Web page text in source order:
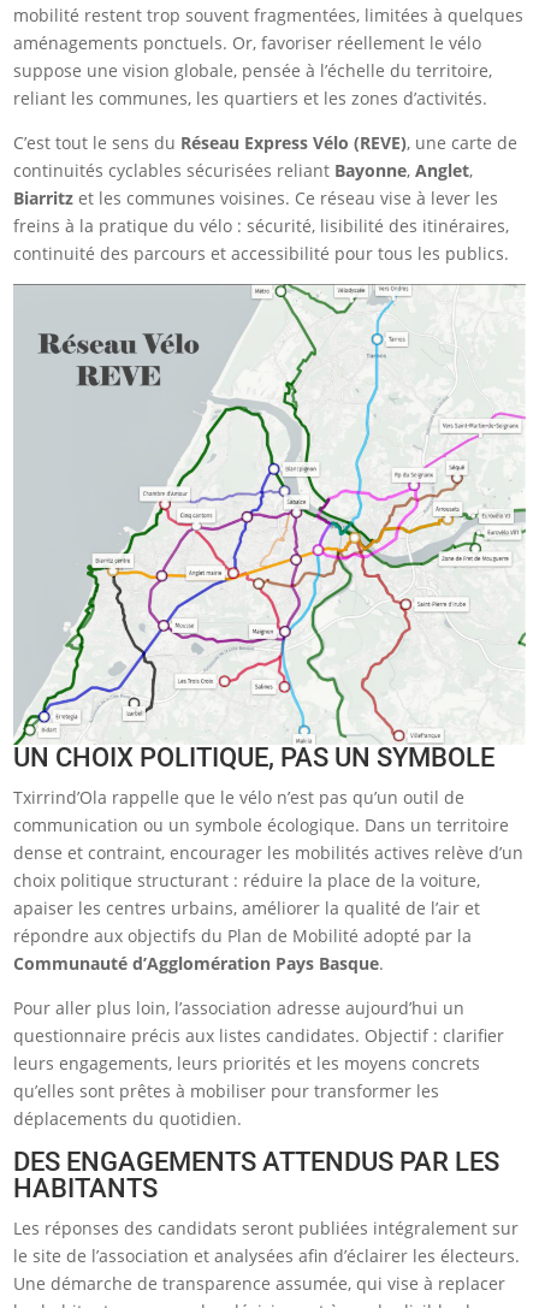
mobilité restent trop souvent fragmentées, limitées à quelques
aménagements ponctuels. Or, favoriser réellement le vélo
suppose une vision globale, pensée à l’échelle du territoire,
reliant les communes, les quartiers et les zones d’activités.
C’est tout le sens du Réseau Express Vélo (REVE), une carte de
continuités cyclables sécurisées reliant Bayonne,Anglet,
Biarritz et les communes voisines. Ce réseau vise à lever les
freins à la pratique du vélo : sécurité, lisibilité des itinéraires,
continuité des parcours et accessibilité pour tous les publics.
UN CHOIX POLITIQUE, PAS UN SYMBOLE
Txirrind’Ola rappelle que le vélo n’est pas qu’un outil de
communication ou un symbole écologique. Dans un territoire
dense et contraint, encourager les mobilités actives relève d’un
choix politique structurant : réduire la place de la voiture,
apaiser les centres urbains, améliorer la qualité de l’air et
répondre aux objectifs du Plan de Mobilité adopté par la
Communauté d’Agglomération Pays Basque.
Pour aller plus loin, l’association adresse aujourd’hui un
questionnaire précis aux listes candidates. Objectif : clarifier
leurs engagements, leurs priorités et les moyens concrets
qu’elles sont prêtes à mobiliser pour transformer les
déplacements du quotidien.
DES ENGAGEMENTS ATTENDUS PAR LES
HABITANTS
Les réponses des candidats seront publiées intégralement sur
le site de l’association et analysées afin d’éclairer les électeurs.
Une démarche de transparence assumée, qui vise à replacer